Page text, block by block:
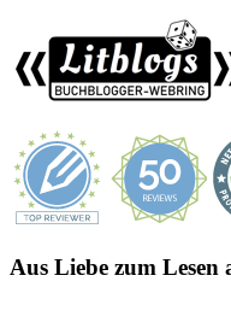
Aus Liebe zum Lesen